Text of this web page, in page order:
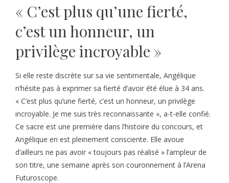
« C’est plus qu’une fierté,
c’est un honneur, un
privilège incroyable »
Si elle reste discrète sur sa vie sentimentale, Angélique
n’hésite pas à exprimer sa fierté d’avoir été élue à 34 ans.
« C’est plus qu’une fierté, c’est un honneur, un privilège
incroyable. Je me suis très reconnaissante », a-t-elle confié.
Ce sacre est une première dans l’histoire du concours, et
Angélique en est pleinement consciente. Elle avoue
d’ailleurs ne pas avoir « toujours pas réalisé » l’ampleur de
son titre, une semaine après son couronnement à l’Arena
Futuroscope.